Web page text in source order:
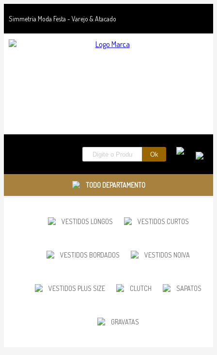
Simmetria Moda Festa - Varejo & Atacado
TODO DEPARTAMENTO
VESTIDOS LONGOS VESTIDOS CURTOS
VESTIDOS BORDADOS VESTIDOS NOIVA
VESTIDOS PLUS SIZE CLUTCH SAPATOS
GRAVATAS